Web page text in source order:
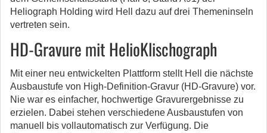
Heliograph Holding wird Hell dazu auf drei Themeninseln
vertreten sein.
HD-Gravure mit HelioKlischograph
Mit einer neu entwickelten Plattform stellt Hell die nächste
Ausbaustufe von High-Definition-Gravur (HD-Gravure) vor.
Nie war es einfacher, hochwertige Gravurergebnisse zu
erzielen. Dabei stehen verschiedene Ausbaustufen von
manuell bis vollautomatisch zur Verfügung. Die